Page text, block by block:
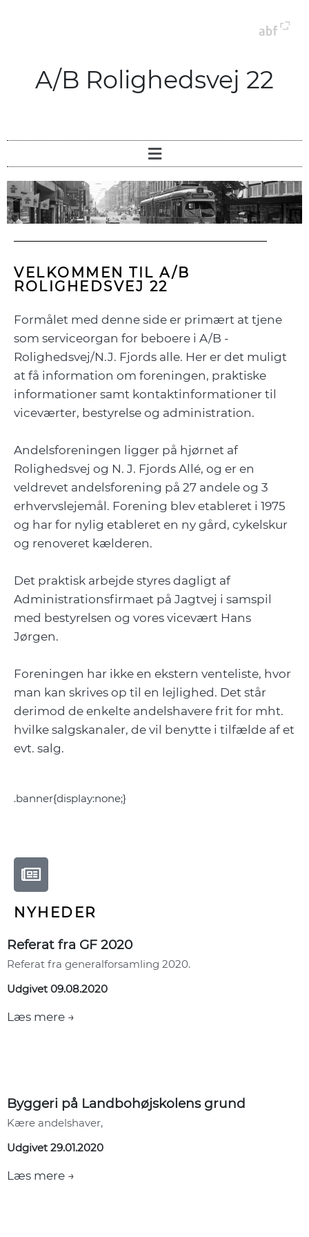
A/B Rolighedsvej 22
VELKOMMEN TIL A/B
ROLIGHEDSVEJ 22
Formålet med denne side er primært at tjene
som serviceorgan for beboere i A/B -
Rolighedsvej/N.J. Fjords alle. Her er det muligt
at få information om foreningen, praktiske
informationer samt kontaktinformationer til
viceværter, bestyrelse og administration.
Andelsforeningen ligger på hjørnet af
Rolighedsvej og N. J. Fjords Allé, og er en
veldrevet andelsforening på 27 andele og 3
erhvervslejemål. Forening blev etableret i 1975
og har for nylig etableret en ny gård, cykelskur
og renoveret kælderen.
Det praktisk arbejde styres dagligt af
Administrationsfirmaet på Jagtvej i samspil
med bestyrelsen og vores vicevært Hans
Jørgen.
Foreningen har ikke en ekstern venteliste, hvor
man kan skrives op til en lejlighed. Det står
derimod de enkelte andelshavere frit for mht.
hvilke salgskanaler, de vil benytte i tilfælde af et
evt. salg.
.banner{display:none;}
NYHEDER
Referat fra GF 2020
Referat fra generalforsamling 2020.
Udgivet 09.08.2020
Læs mere →
Byggeri på Landbohøjskolens grund
Kære andelshaver,
Udgivet 29.01.2020
Læs mere →